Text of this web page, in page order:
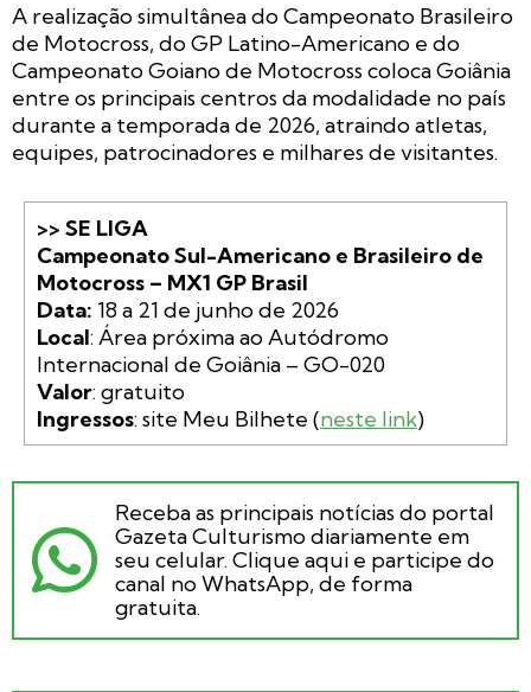
A realização simultânea do Campeonato Brasileiro
de Motocross, do GP Latino-Americano e do
Campeonato Goiano de Motocross coloca Goiânia
entre os principais centros da modalidade no país
durante a temporada de 2026, atraindo atletas,
equipes, patrocinadores e milhares de visitantes.
>> SE LIGA
Campeonato Sul-Americano e Brasileiro de
Motocross – MX1 GP Brasil
Data:
Local: Área próxima ao Autódromo
Valor
Ingressos: site Meu Bilhete (neste link)
Receba as principais notícias do portal
Gazeta Culturismo diariamente em
seu celular. Clique aqui e participe do
canal no WhatsApp, de forma
gratuita.